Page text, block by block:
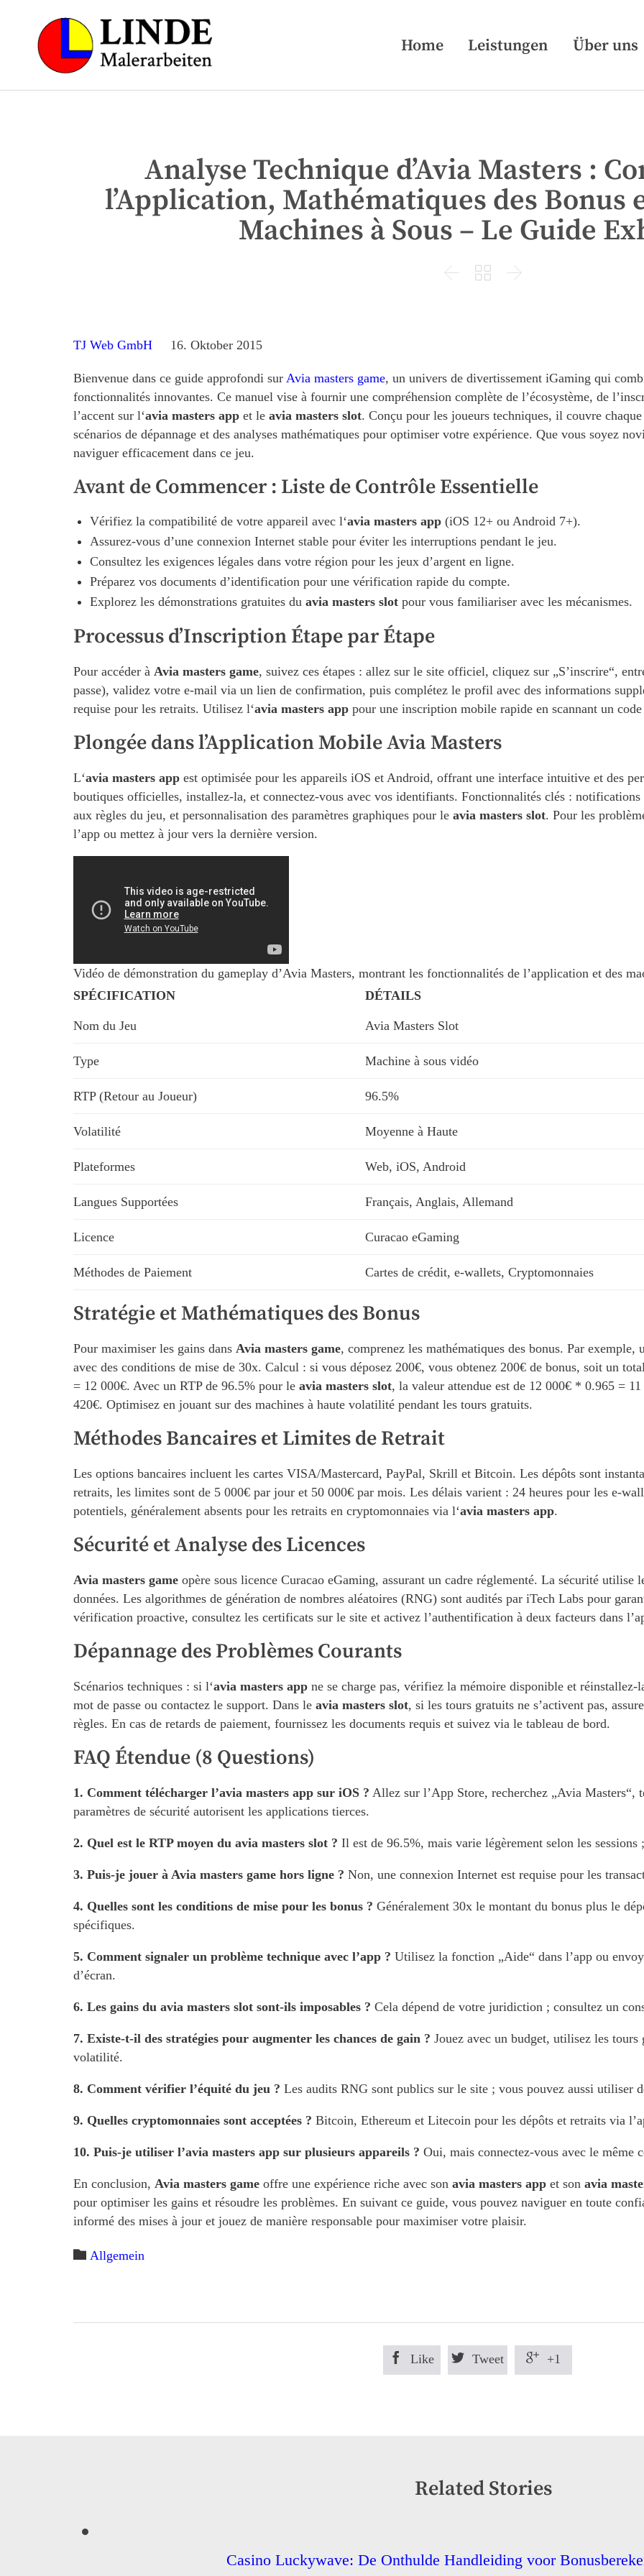
Home Leistungen Über uns
Analyse Technique d’Avia Masters :
l’Application, Mathématiques des Bonus
Machines à Sous – Le Guide
  
TJ Web GmbH 16. Oktober 2015
Bienvenue dans ce guide approfondi sur Avia masters game, un univers de divertissement iGaming qui
fonctionnalités innovantes. Ce manuel vise à fournir une compréhension complète de l’écosystème, de
l’accent sur l‘avia masters app et le avia masters slot. Conçu pour les joueurs techniques, il couvre
scénarios de dépannage et des analyses mathématiques pour optimiser votre expérience. Que vous soyez
naviguer efficacement dans ce jeu.
Avant de Commencer : Liste de Contrôle Essentielle
Vérifiez la compatibilité de votre appareil avec l‘avia masters app (iOS 12+ ou Android 7+).
Assurez-vous d’une connexion Internet stable pour éviter les interruptions pendant le jeu.
Consultez les exigences légales dans votre région pour les jeux d’argent en ligne.
Préparez vos documents d’identification pour une vérification rapide du compte.
Explorez les démonstrations gratuites duavia masters slot pour vous familiariser avec les mécanismes.
Processus d’Inscription Étape par Étape
Pour accéder à Avia masters game, suivez ces étapes : allez sur le site officiel, cliquez sur „S’inscrire“,
passe), validez votre e-mail via un lien de confirmation, puis complétez le profil avec des informations
requise pour les retraits. Utilisez l‘avia masters app pour une inscription mobile rapide en scannant un
Plongée dans l’Application Mobile Avia Masters
L‘avia masters app est optimisée pour les appareils iOS et Android, offrant une interface intuitive et des
boutiques officielles, installez-la, et connectez-vous avec vos identifiants. Fonctionnalités clés : notifications
aux règles du jeu, et personnalisation des paramètres graphiques pour le avia masters slot. Pour les
l’app ou mettez à jour vers la dernière version.
Vidéo de démonstration du gameplay d’Avia Masters, montrant les fonctionnalités de l’application et des
SPÉCIFICATION
DÉTAILS
Nom du Jeu Avia Masters Slot
Type Machine à sous vidéo
RTP (Retour au Joueur) 96.5%
Volatilité Moyenne à Haute
Plateformes Web, iOS, Android
Langues Supportées Français, Anglais, Allemand
Licence Curacao eGaming
Méthodes de Paiement Cartes de crédit, e-wallets, Cryptomonnaies
Stratégie et Mathématiques des Bonus
Pour maximiser les gains dans Avia masters game, comprenez les mathématiques des bonus. Par exemple,
avec des conditions de mise de 30x. Calcul : si vous déposez 200€, vous obtenez 200€ de bonus, soit un
= 12 000€. Avec un RTP de 96.5% pour le avia masters slot, la valeur attendue est de 12 000€ * 0.965 =
420€. Optimisez en jouant sur des machines à haute volatilité pendant les tours gratuits.
Méthodes Bancaires et Limites de Retrait
Les options bancaires incluent les cartes VISA/Mastercard, PayPal, Skrill et Bitcoin. Les dépôts sont
retraits, les limites sont de 5 000€ par jour et 50 000€ par mois. Les délais varient : 24 heures pour les e-
potentiels, généralement absents pour les retraits en cryptomonnaies via l‘avia masters app.
Sécurité et Analyse des Licences
Avia masters game opère sous licence Curacao eGaming, assurant un cadre réglementé. La sécurité
données. Les algorithmes de génération de nombres aléatoires (RNG) sont audités par iTech Labs pour
vérification proactive, consultez les certificats sur le site et activez l’authentification à deux facteurs dans
Dépannage des Problèmes Courants
Scénarios techniques : si l‘avia masters app ne se charge pas, vérifiez la mémoire disponible et
mot de passe ou contactez le support. Dans le avia masters slot, si les tours gratuits ne s’activent pas,
règles. En cas de retards de paiement, fournissez les documents requis et suivez via le tableau de bord.
FAQ Étendue (8 Questions)
1. Comment télécharger l’avia masters app sur iOS ? Allez sur l’App Store, recherchez „Avia Masters“,
paramètres de sécurité autorisent les applications tierces.
2. Quel est le RTP moyen du avia masters slot ? Il est de 96.5%, mais varie légèrement selon les
3. Puis-je jouer à Avia masters game hors ligne ? Non, une connexion Internet est requise pour les
4. Quelles sont les conditions de mise pour les bonus ? Généralement 30x le montant du bonus plus le
spécifiques.
5. Comment signaler un problème technique avec l’app ? Utilisez la fonction „Aide“ dans l’app ou
d’écran.
6. Les gains du avia masters slot sont-ils imposables ? Cela dépend de votre juridiction ; consultez un
7. Existe-t-il des stratégies pour augmenter les chances de gain ? Jouez avec un budget, utilisez les
volatilité.
8. Comment vérifier l’équité du jeu ? Les audits RNG sont publics sur le site ; vous pouvez aussi utiliser
9. Quelles cryptomonnaies sont acceptées ? Bitcoin, Ethereum et Litecoin pour les dépôts et retraits via
10. Puis-je utiliser l’avia masters app sur plusieurs appareils ? Oui, mais connectez-vous avec le même
En conclusion, Avia masters game offre une expérience riche avec son avia masters app et son avia
pour optimiser les gains et résoudre les problèmes. En suivant ce guide, vous pouvez naviguer en toute
informé des mises à jour et jouez de manière responsable pour maximiser votre plaisir.
 Category
Allgemein
 Like  Tweet  +1
Related Stories
Casino Luckywave: De Onthulde Handleiding voor